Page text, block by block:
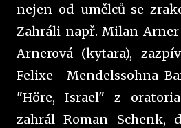
nejen od umělců se
Zahráli např. Milan
Arnerová (kytara),
Felixe Mendelssohna-
"Höre, Israel" z
zahrál Roman Schenk,